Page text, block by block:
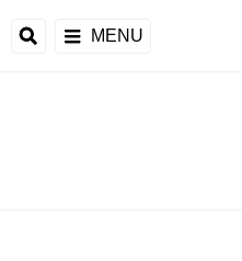
MENU